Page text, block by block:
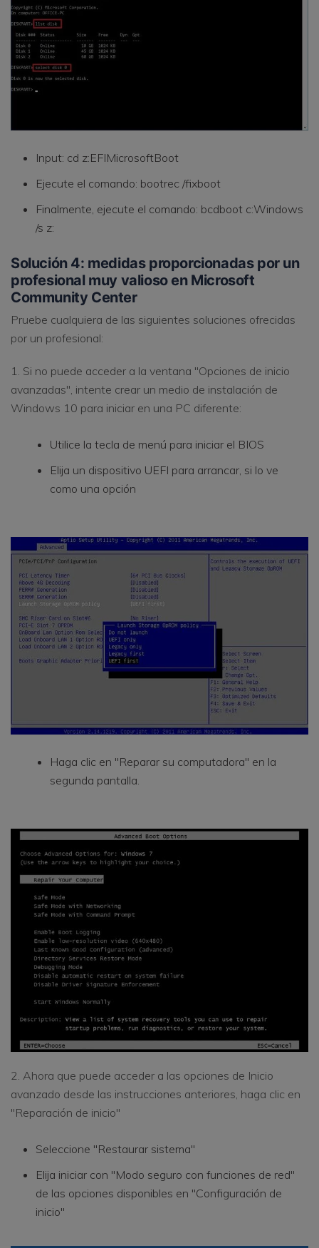
Input: cd z:EFIMicrosoftBoot
Ejecute el comando: bootrec /fixboot
Finalmente, ejecute el comando: bcdboot c:Windows
/s z:
Solución 4: medidas proporcionadas por un
profesional muy valioso en Microsoft
Community Center
Pruebe cualquiera de las siguientes soluciones ofrecidas
por un profesional:
1. Si no puede acceder a la ventana "Opciones de inicio
avanzadas", intente crear un medio de instalación de
Windows 10 para iniciar en una PC diferente:
Utilice la tecla de menú para iniciar el BIOS
Elija un dispositivo UEFI para arrancar, si lo ve
como una opción
Haga clic en "Reparar su computadora" en la
segunda pantalla.
2. Ahora que puede acceder a las opciones de Inicio
avanzado desde las instrucciones anteriores, haga clic en
"Reparación de inicio"
Seleccione "Restaurar sistema"
Elija iniciar con "Modo seguro con funciones de red"
de las opciones disponibles en "Configuración de
inicio"